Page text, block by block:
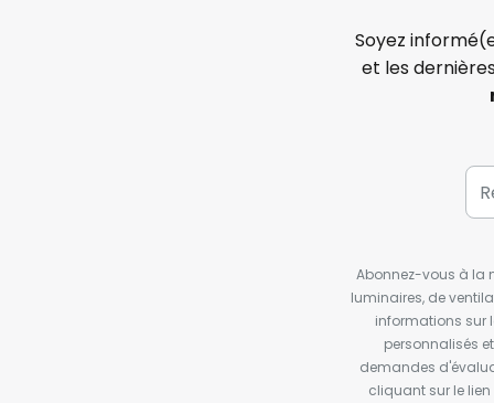
Soyez
et les
Abonnez-vous à la
luminaires, de
informations sur
personnalisés
demandes
cliquant sur le